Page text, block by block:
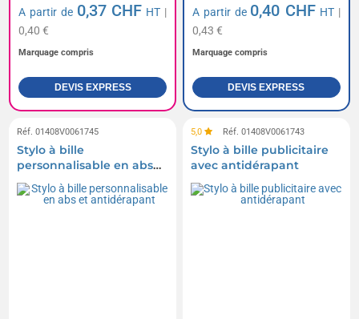
A partir de 0,37 CHF HT |
0,40 €
Marquage compris
DEVIS EXPRESS
A partir de 0,40 CHF HT |
0,43 €
Marquage compris
DEVIS EXPRESS
Réf. 01408V0061745
Stylo à bille
personnalisable en abs
et antidérapant
5,0 Réf. 01408V0061743
Stylo à bille publicitaire
avec antidérapant